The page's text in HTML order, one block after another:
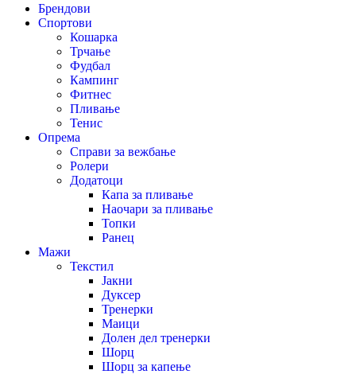
Брендови
Спортови
Кошарка
Трчање
Фудбал
Кампинг
Фитнес
Пливање
Тенис
Опрема
Справи за вежбање
Ролери
Додатоци
Капа за пливање
Наочари за пливање
Топки
Ранец
Мажи
Текстил
Јакни
Дуксер
Тренерки
Маици
Долен дел тренерки
Шорц
Шорц за капење